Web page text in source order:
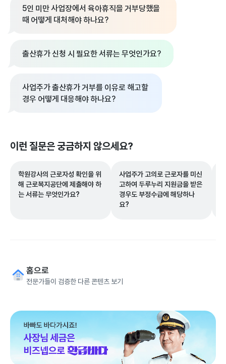
5인 미만 사업장에서 육아휴직을 거부당했을
때 어떻게 대처해야 하나요?
출산휴가 신청 시 필요한 서류는 무엇인가요?
사업주가 출산휴가 거부를 이유로 해고할
경우 어떻게 대응해야 하나요?
이런 질문은 궁금하지 않으세요?
학원강사의 근로자성 확인을 위
해 근로복지공단에 제출해야 하
는 서류는 무엇인가요?
사업주가 고의로 근로자를 미신
고하여 두루누리 지원금을 받은
경우도 부정수급에 해당하나
요?
홈으로
전문가들이 검증한 다른 콘텐츠 보기